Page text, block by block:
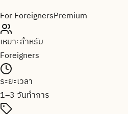
For ForeignersPremium
เหมาะสำหรับ
Foreigners
ระยะเวลา
1–3 วันทำการ